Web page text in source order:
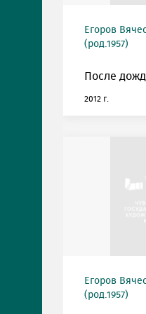
Егоров
(род.1957)
После
2012 г.
Егоров
(род.1957)